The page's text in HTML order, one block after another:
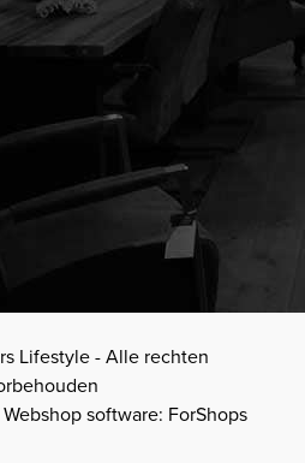
Lifestyle - Alle rechten
Webshop software: ForShops